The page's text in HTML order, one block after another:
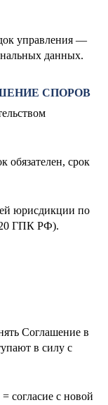
управления —
данных.
СПОРОВ
обязателен, срок
юрисдикции по
20 ГПК РФ).
Соглашение в
в силу с
согласие с новой